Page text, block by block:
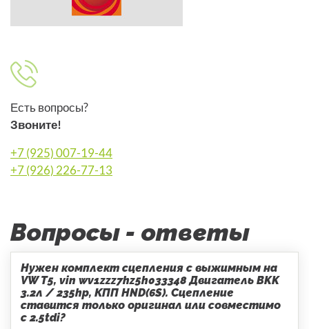
Есть вопросы?
Звоните!
+7 (925) 007-19-44
+7 (926) 226-77-13
Вопросы - ответы
Нужен комплект сцепления с выжимным на
VW T5, vin wv1zzz7hz5h033348 Двигатель BKK
3.2л / 235hp, КПП HND(6S). Сцепление
ставится только оригинал или совместимо
с 2.5tdi?